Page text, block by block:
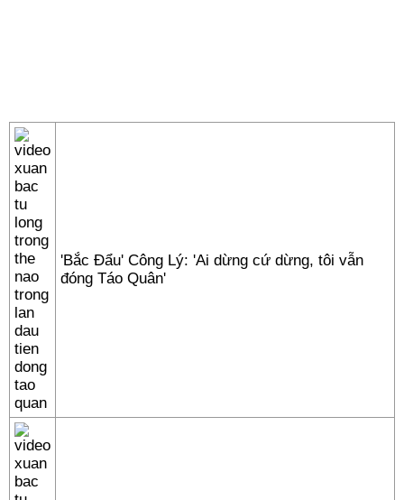
'Bắc Đẩu' Công Lý: 'Ai dừng cứ dừng, tôi vẫn
đóng Táo Quân'